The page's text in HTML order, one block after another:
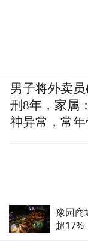
豫园商
超17%
男子将外卖
刑8年，家属
神异常，常年